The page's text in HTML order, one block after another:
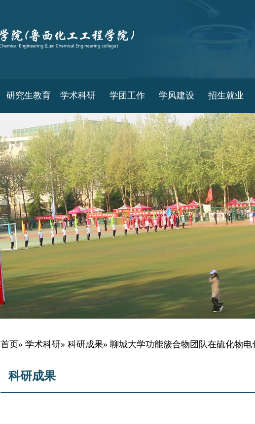
研究生教育 学术科研 学团工作 学风建设 招生就业
首页» 学术科研» 科研成果» 聊城大学功能簇合物团队在硫化物
科研成果